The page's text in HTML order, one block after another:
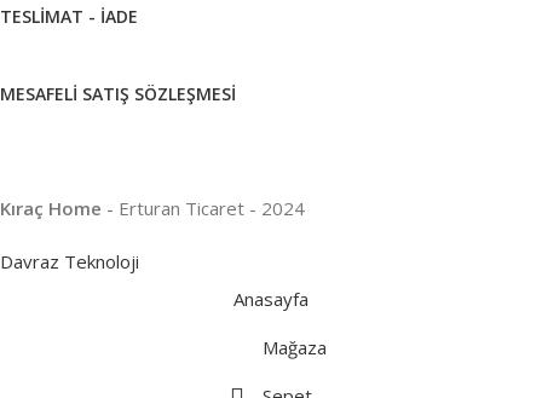
TESLIMAT - İADE
MESAFELI SATIŞ SÖZLEŞMESI
Kıraç Home - Erturan Ticaret - 2024
Davraz Teknoloji
Anasayfa
Mağaza